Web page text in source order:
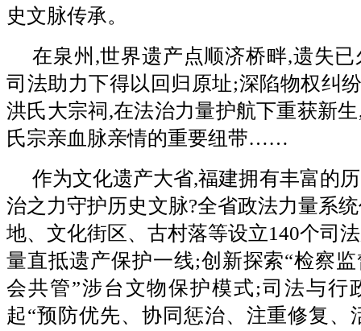
史文脉传承。
在泉州,世界遗产点顺济桥畔,遗失
司法助力下得以回归原址;深陷物权纠
洪氏大宗祠,在法治力量护航下重获新
氏宗亲血脉亲情的重要纽带……
作为文化遗产大省,福建拥有丰富的
治之力守护历史文脉?全省政法力量系
地、文化街区、古村落等设立140个司
量直抵遗产保护一线;创新探索“检察
会共管”涉台文物保护模式;司法与行
起“预防优先、协同惩治、注重修复、